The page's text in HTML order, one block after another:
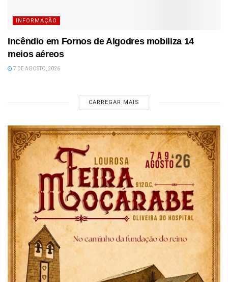
INFORMAÇÃO
Incêndio em Fornos de Algodres mobiliza 14
meios aéreos
7 DE AGOSTO, 2026
CARREGAR MAIS